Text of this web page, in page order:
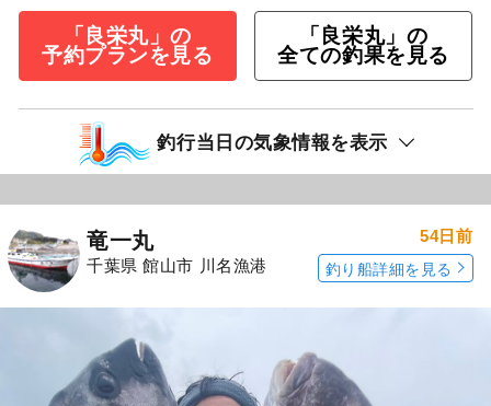
「良栄丸」の
予約プランを見る
「良栄丸」の
全ての釣果を見る
釣行当日の気象情報を表示
竜一丸
千葉県 館山市 川名漁港
54日前
釣り船詳細を見る